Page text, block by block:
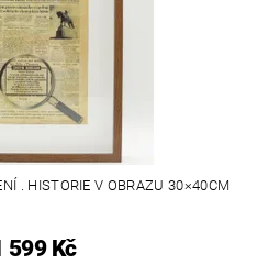
. HISTORIE V OBRAZU 30×40CM
599 Kč